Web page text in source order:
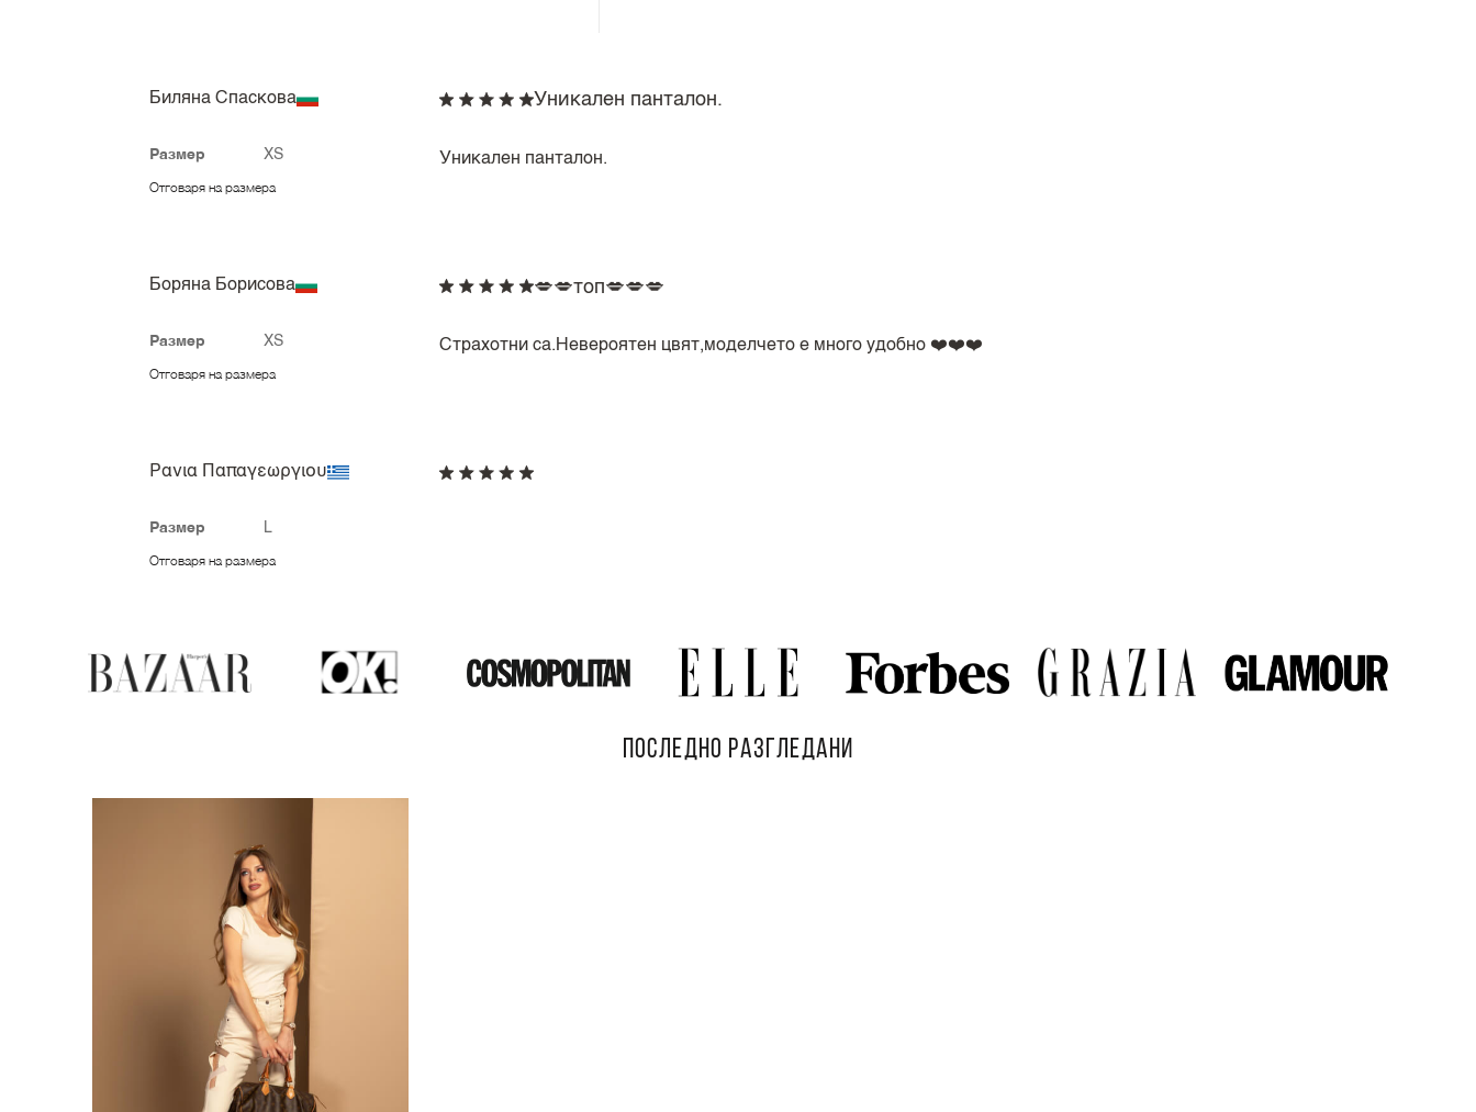
Биляна Спаскова
Размер XS
Отговаря на размера
Уникален панталон.
Уникален панталон.
Боряна Борисова
Размер XS
Отговаря на размера
💋💋топ💋💋💋
Страхотни са.Невероятен цвят,моделчето е много удобно ❤️❤️❤️
Ρανια Παπαγεωργιου
Размер L
Отговаря на размера
ПОСЛЕДНО РАЗГЛЕДАНИ